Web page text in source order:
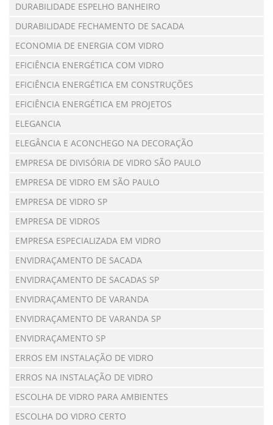
DURABILIDADE ESPELHO BANHEIRO
DURABILIDADE FECHAMENTO DE SACADA
ECONOMIA DE ENERGIA COM VIDRO
EFICIÊNCIA ENERGÉTICA COM VIDRO
EFICIÊNCIA ENERGÉTICA EM CONSTRUÇÕES
EFICIÊNCIA ENERGÉTICA EM PROJETOS
ELEGANCIA
ELEGÂNCIA E ACONCHEGO NA DECORAÇÃO
EMPRESA DE DIVISÓRIA DE VIDRO SÃO PAULO
EMPRESA DE VIDRO EM SÃO PAULO
EMPRESA DE VIDRO SP
EMPRESA DE VIDROS
EMPRESA ESPECIALIZADA EM VIDRO
ENVIDRAÇAMENTO DE SACADA
ENVIDRAÇAMENTO DE SACADAS SP
ENVIDRAÇAMENTO DE VARANDA
ENVIDRAÇAMENTO DE VARANDA SP
ENVIDRAÇAMENTO SP
ERROS EM INSTALAÇÃO DE VIDRO
ERROS NA INSTALAÇÃO DE VIDRO
ESCOLHA DE VIDRO PARA AMBIENTES
ESCOLHA DO VIDRO CERTO